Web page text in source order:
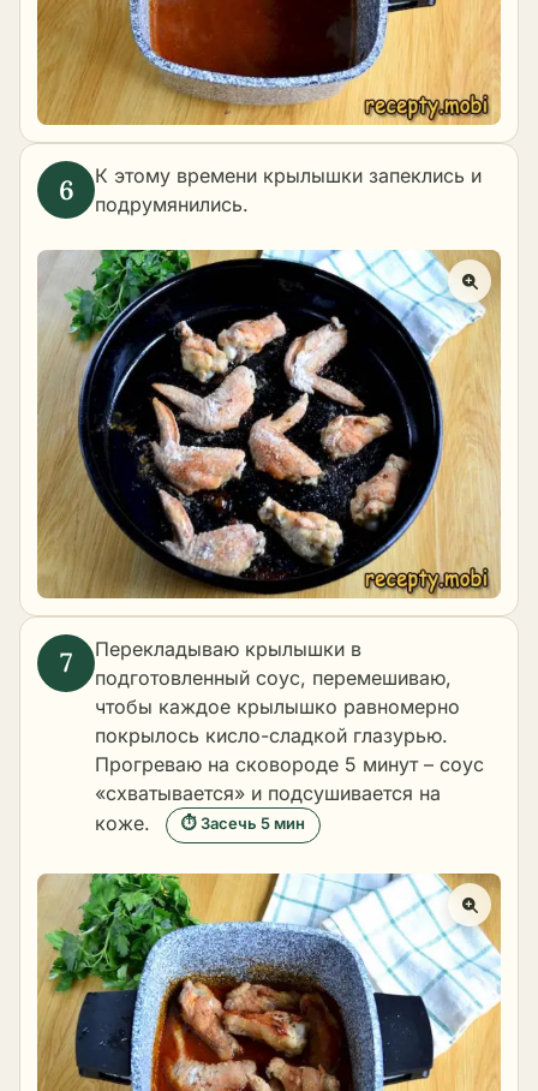
К этому времени крылышки запеклись и
подрумянились.
Перекладываю крылышки в
подготовленный соус, перемешиваю,
чтобы каждое крылышко равномерно
покрылось кисло-сладкой глазурью.
Прогреваю на сковороде 5 минут – соус
«схватывается» и подсушивается на
коже.
⏱ Засечь 5 мин